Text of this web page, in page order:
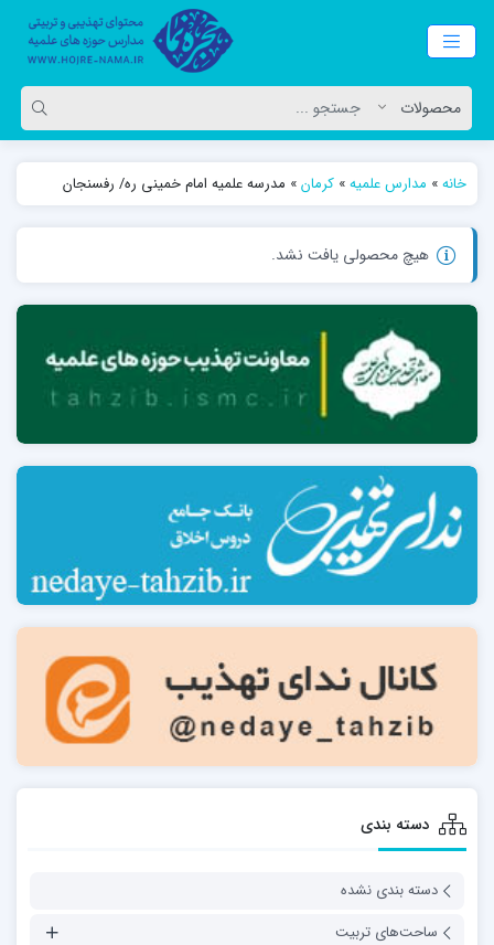
خانه» مدارس علمیه» کرمان» مدرسه علمیه امام خمینی ره/ رفسنجان
هیچ محصولی یافت نشد.
دسته بندی
دسته بندی نشده
ساحت‌های تربیت